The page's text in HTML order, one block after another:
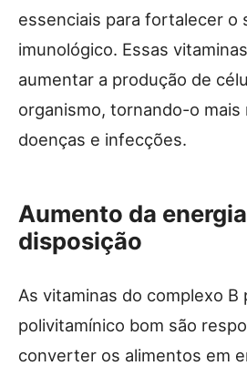
essenciais para fortalecer o
imunológico. Essas
aumentar a produção de
organismo, tornando-o
doenças e infecções.
Aumento da
disposição
As vitaminas do complexo B
polivitamínico bom são
converter os alimentos em